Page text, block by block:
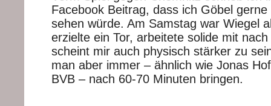
Facebook Beitrag, dass ich Göbel
sehen würde. Am Samstag war Wiegel
erzielte ein Tor, arbeitete solide mit
scheint mir auch physisch stärker zu
man aber immer – ähnlich wie Jonas
BVB – nach 60-70 Minuten bringen.